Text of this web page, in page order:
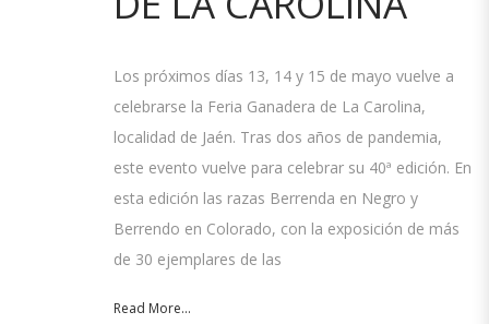
Los próximos días 13, 14 y 15 de mayo vuelve a
celebrarse la Feria Ganadera de La Carolina,
localidad de Jaén. Tras dos años de pandemia,
este evento vuelve para celebrar su 40ª edición. En
esta edición las razas Berrenda en Negro y
Berrendo en Colorado, con la exposición de más
de 30 ejemplares de las
Read More...